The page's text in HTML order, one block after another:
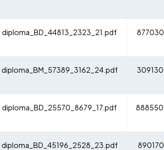
diploma_BD_44813_2323_21.pdf
diploma_BM_57389_3162_24.pdf
diploma_BD_25570_8679_17.pdf
diploma_BD_45196_2528_23.pdf